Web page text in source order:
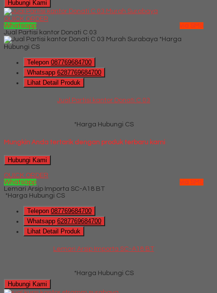
Hubungi Kami
QUICK ORDER
Whatsapp
via SMS
Jual Partisi kantor Donati C 03
*Harga
Hubungi CS
Telepon 087769684700
Whatsapp 6287769684700
Lihat Detail Produk
Jual Partisi kantor Donati C 03
*Harga Hubungi CS
Mungkin Anda tertarik dengan produk terbaru kami
Hubungi Kami
QUICK ORDER
Whatsapp
via SMS
Lemari Arsip Importa SC-A18 BT
*Harga Hubungi CS
Telepon 087769684700
Whatsapp 6287769684700
Lihat Detail Produk
Lemari Arsip Importa SC-A18 BT
*Harga Hubungi CS
Hubungi Kami